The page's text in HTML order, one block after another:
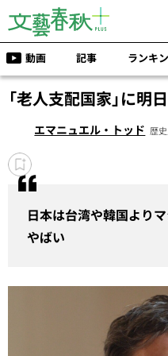
動画 記事 ランキ
「老人支配国家」に明
エマニュエル・トッド 歴
日本は台湾や韓国より
やばい